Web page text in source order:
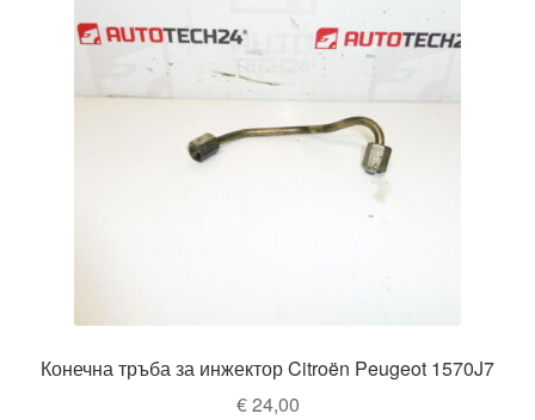
Конечна тръба за инжектор Citroën Peugeot 1570J7
€24,00